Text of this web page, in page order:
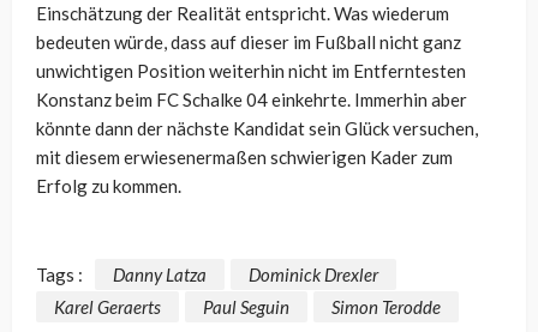
Einschätzung der Realität entspricht. Was wiederum
bedeuten würde, dass auf dieser im Fußball nicht ganz
unwichtigen Position weiterhin nicht im Entferntesten
Konstanz beim FC Schalke 04 einkehrte. Immerhin aber
könnte dann der nächste Kandidat sein Glück versuchen,
mit diesem erwiesenermaßen schwierigen Kader zum
Erfolg zu kommen.
Tags : Danny Latza
Dominick Drexler
Karel Geraerts
Paul Seguin Simon Terodde